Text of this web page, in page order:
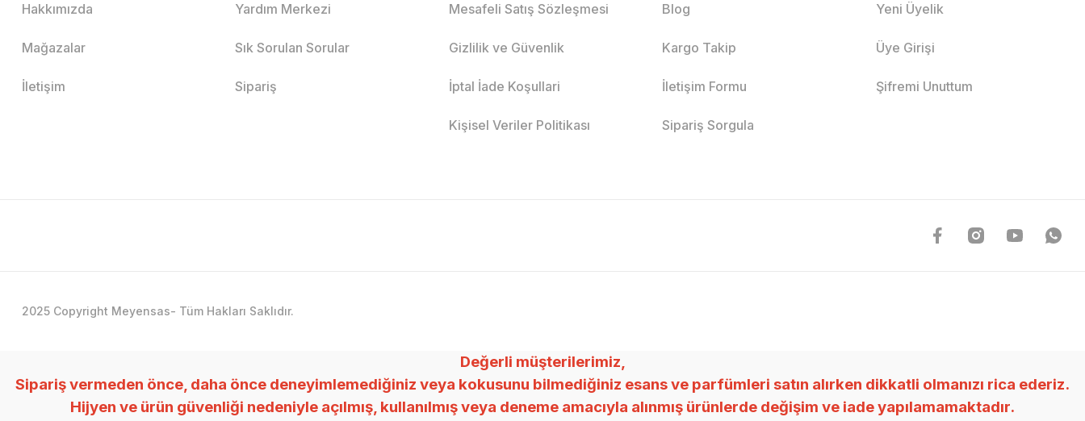
Hakkımızda
Mağazalar
İletişim
Yardım Merkezi
Sık Sorulan Sorular
Sipariş
Mesafeli Satış Sözleşmesi
Gizlilik ve Güvenlik
İptal İade Koşullari
Kişisel Veriler Politikası
Blog
Kargo Takip
İletişim Formu
Sipariş Sorgula
Yeni Üyelik
Üye Girişi
Şifremi Unuttum
2025 Copyright Meyensas- Tüm Hakları Saklıdır.
Değerli müşterilerimiz,
Sipariş vermeden önce, daha önce deneyimlemediğiniz veya kokusunu bilmediğiniz esans ve parfümleri satın alırken dikkatli olmanızı rica ederiz.
Hijyen ve ürün güvenliği nedeniyle açılmış, kullanılmış veya deneme amacıyla alınmış ürünlerde değişim ve iade yapılamamaktadır.